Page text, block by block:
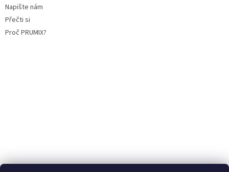
Napište nám
Přečti si
Proč PRUMIX?